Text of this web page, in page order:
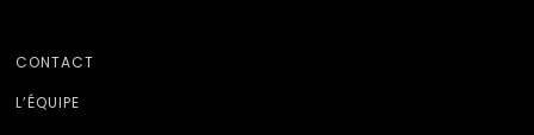
CONTACT
L’ÉQUIPE